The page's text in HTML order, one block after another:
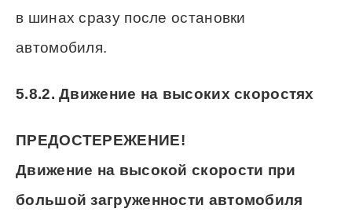
в шинах сразу после остановки
автомобиля.
5.8.2. Движение на высоких скоростях
ПРЕДОСТЕРЕЖЕНИЕ!
Движение на высокой скорости при
большой загруженности автомобиля